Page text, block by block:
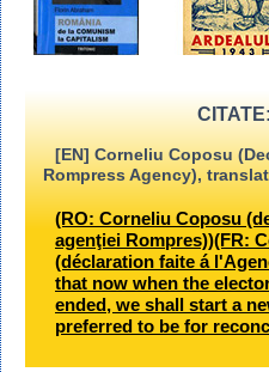
CITATE:
[EN] Corneliu Coposu
Rompress Agency),
(RO: Corneliu Coposu
agenţiei Rompres))(FR:
(déclaration faite á
that now when the
ended, we shall start a
preferred to be for